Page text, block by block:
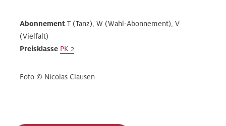
Abonnement T (Tanz), W (Wahl-Abonnement), V
(Vielfalt)
Preisklasse PK 2
Foto © Nicolas Clausen